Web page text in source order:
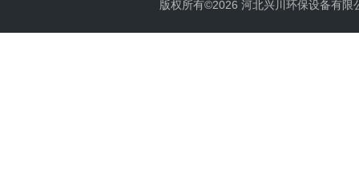
版权所有©2026 河北兴川环保设备有